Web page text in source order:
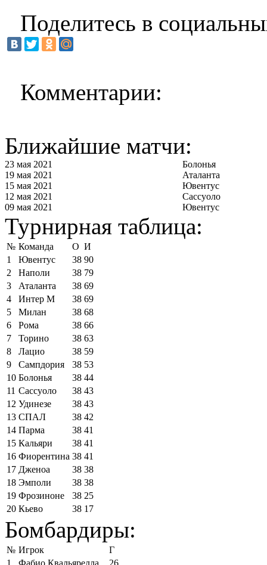
Поделитесь в
Комментарии:
Ближайшие матчи:
23 мая 2021
Болонья
19 мая 2021
Аталанта
15 мая 2021
Ювентус
12 мая 2021
Сассуоло
09 мая 2021
Ювентус
Турнирная таблица:
№ Команда О И
1
Ювентус 38 90
2
Наполи 38 79
3
Аталанта 38 69
4
Интер М 38 69
5
Милан 38 68
6
Рома 38 66
7
Торино 38 63
8
Лацио 38 59
9
Сампдория 38 53
10 Болонья 38 44
11 Сассуоло 38 43
12 Удинезе 38 43
13 СПАЛ 38 42
14 Парма 38 41
15 Кальяри 38 41
16 Фиорентина 38 41
17 Дженоа 38 38
18 Эмполи 38 38
19 Фрозиноне 38 25
20 Кьево 38 17
Бомбардиры:
№ Игрок
Г
1
Фабио Квальярелла 26